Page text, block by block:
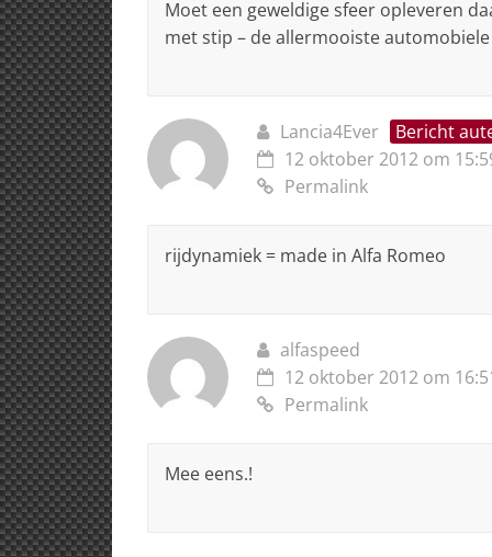
Moet een geweldige sfeer opleveren
met stip – de allermooiste
Lancia4Ever
Bericht
12 oktober 2012 om
Permalink
rijdynamiek = made in Alfa Romeo
alfaspeed
12 oktober 2012 om
Permalink
Mee eens.!